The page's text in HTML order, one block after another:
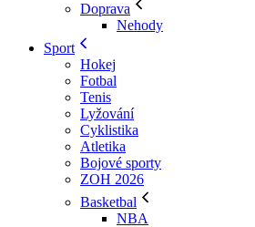
Doprava
Nehody
Sport
Hokej
Fotbal
Tenis
Lyžování
Cyklistika
Atletika
Bojové sporty
ZOH 2026
Basketbal
NBA